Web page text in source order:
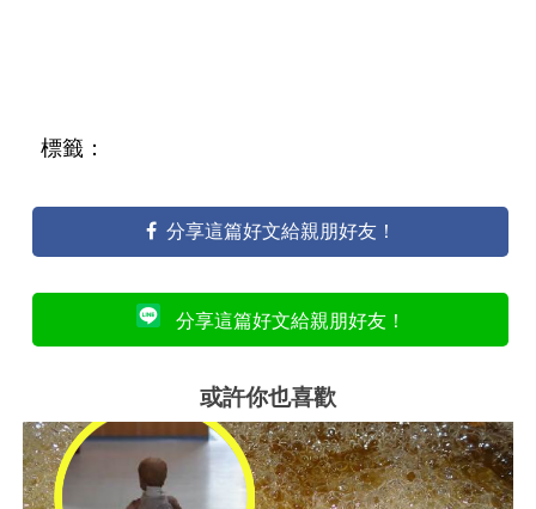
標籤：
分享這篇好文給親朋好友！
分享這篇好文給親朋好友！
或許你也喜歡